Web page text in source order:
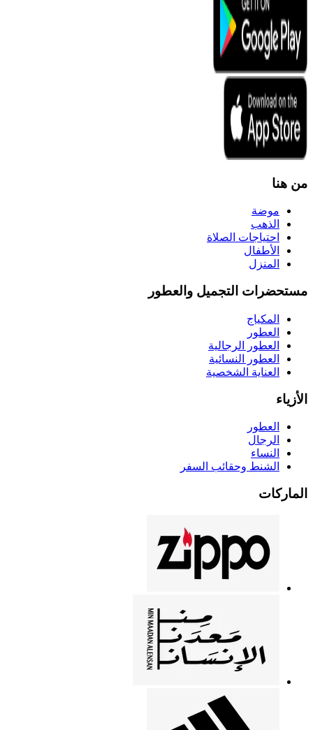
من هنا
موضة
الذهب
احتياجات الصلاة
الأطفال
المنزل
مستحضرات التجميل والعطور
المكياج
العطور
العطور الرجالية
العطور النسائية
العناية الشخصية
الأزياء
العطور
الرجال
النساء
الشنط وحقائب السفر
الماركات